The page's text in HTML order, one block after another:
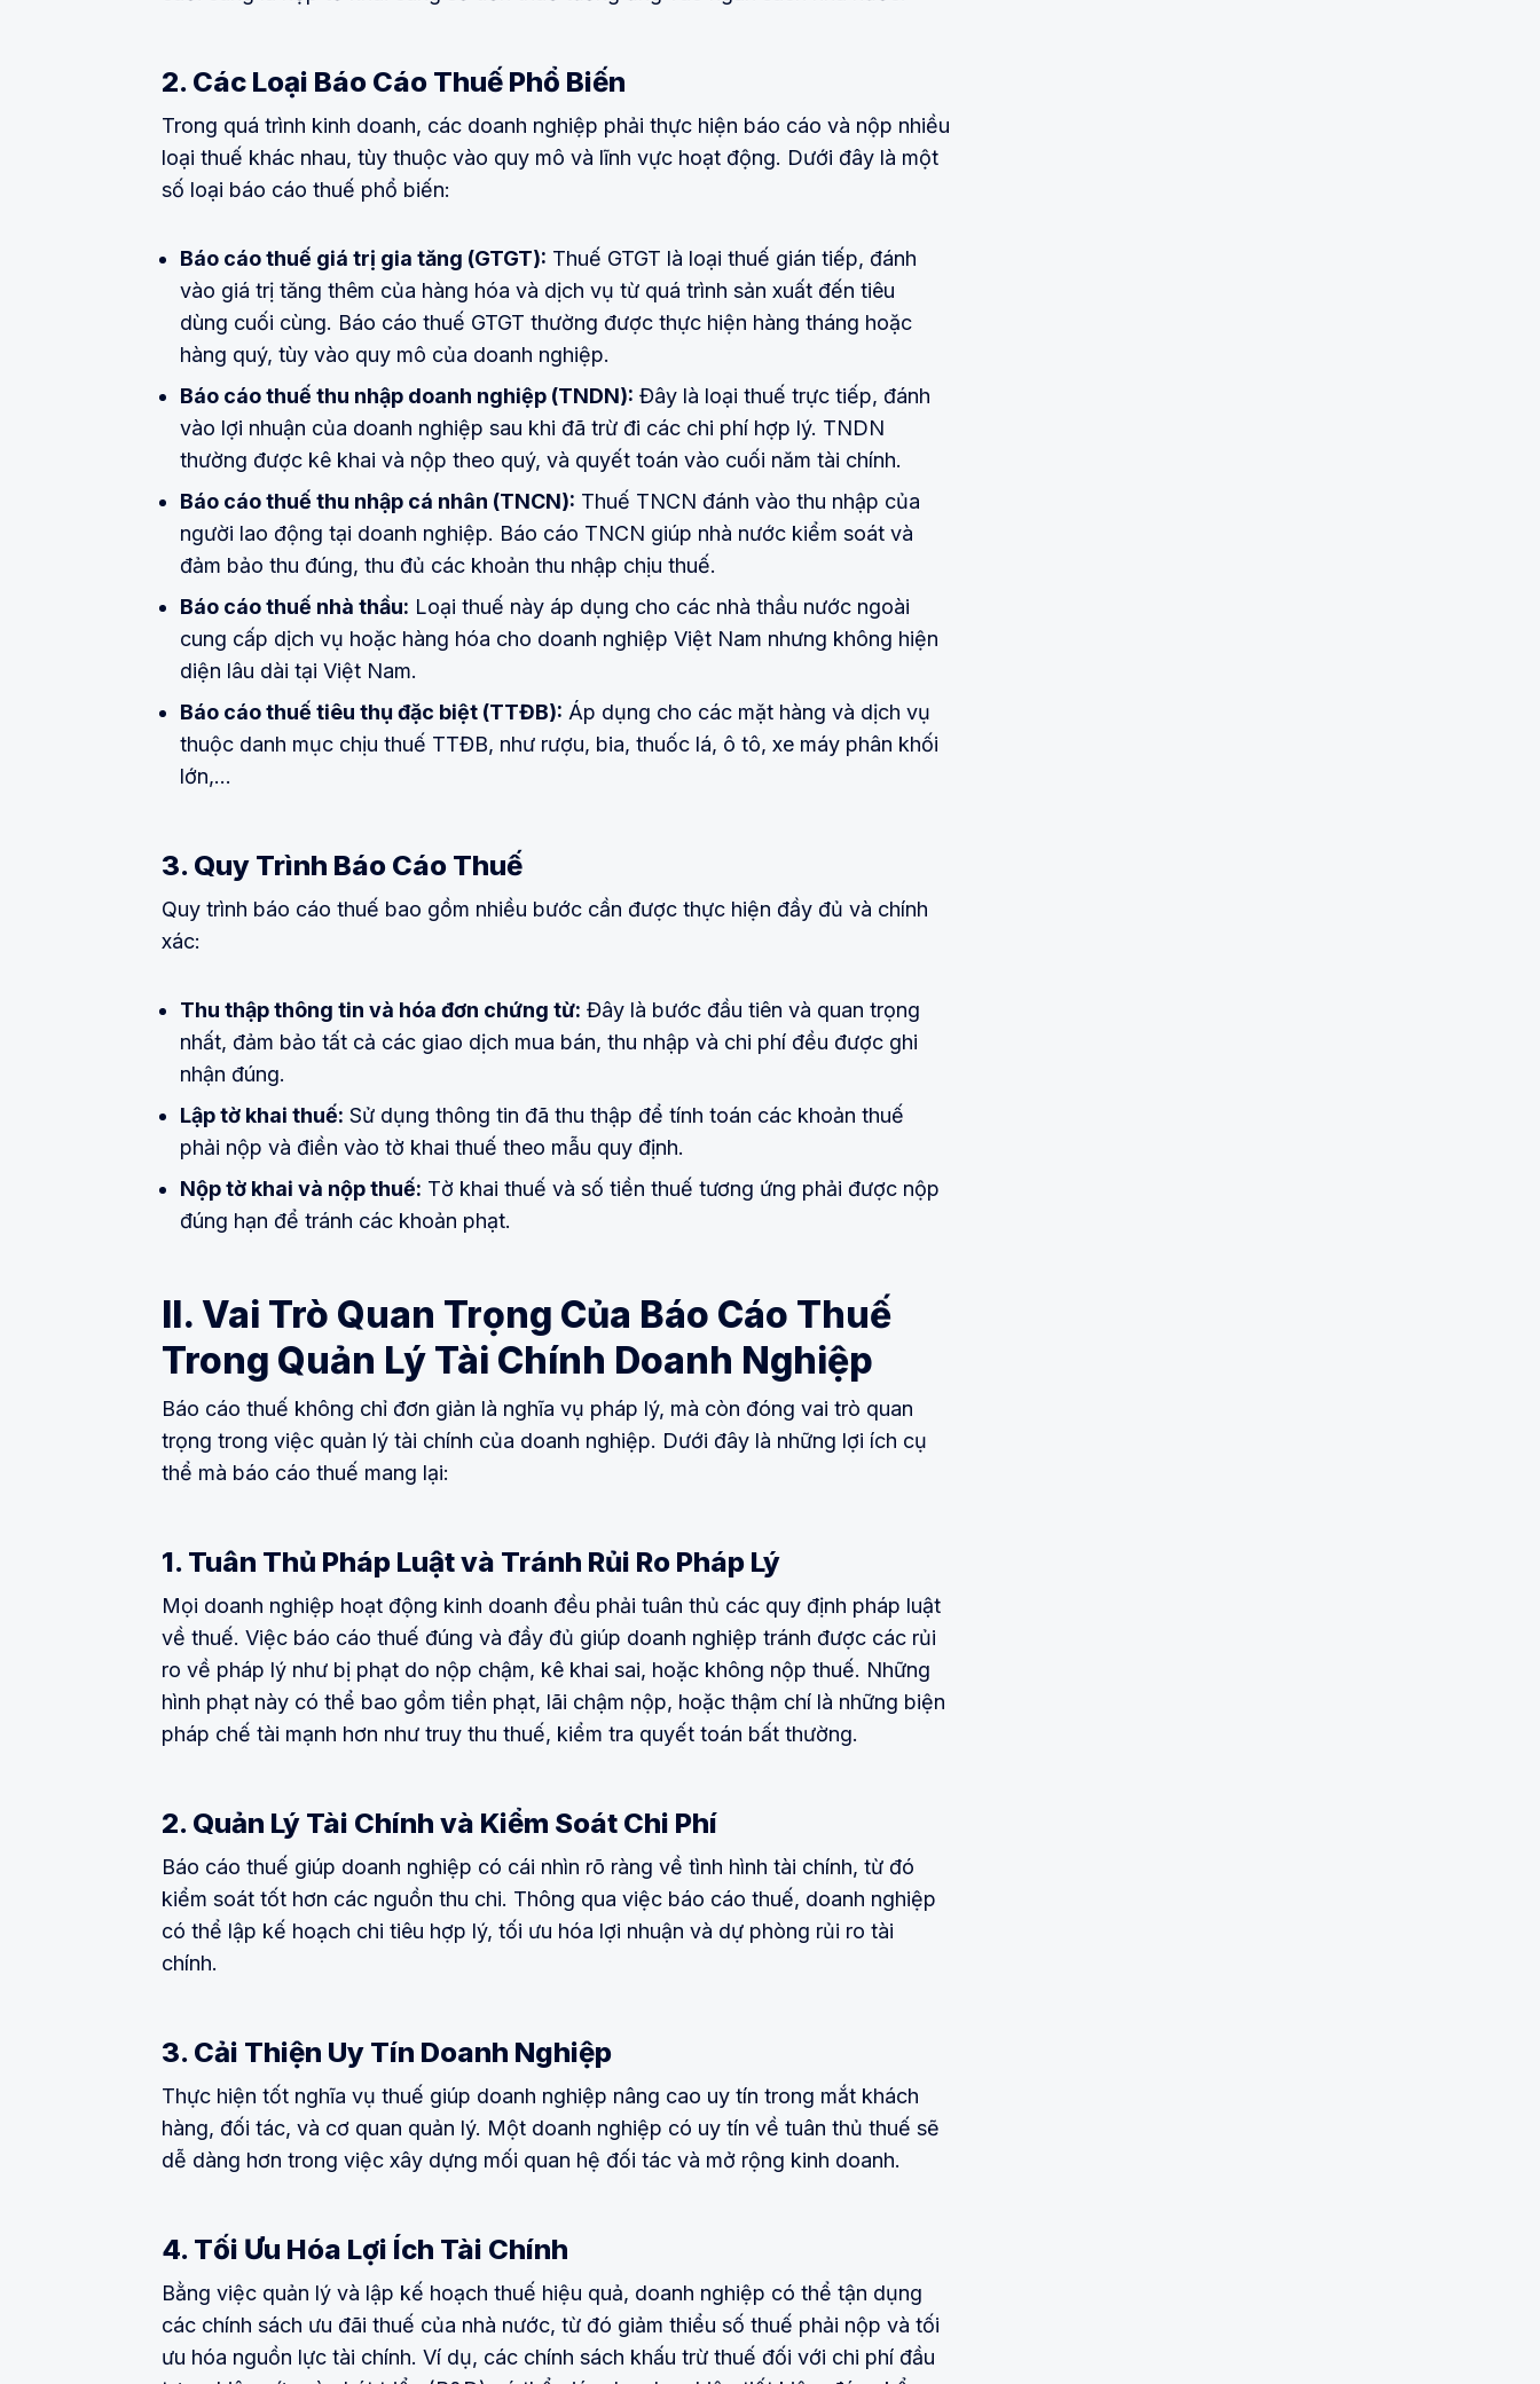
2. Các Loại Báo Cáo Thuế Phổ Biến
Trong quá trình kinh doanh, các doanh nghiệp phải thực hiện báo cáo và nộp nhiều
loại thuế khác nhau, tùy thuộc vào quy mô và lĩnh vực hoạt động. Dưới đây là một
số loại báo cáo thuế phổ biến:
Báo cáo thuế giá trị gia tăng (GTGT): Thuế GTGT là loại thuế gián tiếp, đánh
vào giá trị tăng thêm của hàng hóa và dịch vụ từ quá trình sản xuất đến tiêu
dùng cuối cùng. Báo cáo thuế GTGT thường được thực hiện hàng tháng hoặc
hàng quý, tùy vào quy mô của doanh nghiệp.
Báo cáo thuế thu nhập doanh nghiệp (TNDN): Đây là loại thuế trực tiếp, đánh
vào lợi nhuận của doanh nghiệp sau khi đã trừ đi các chi phí hợp lý. TNDN
thường được kê khai và nộp theo quý, và quyết toán vào cuối năm tài chính.
Báo cáo thuế thu nhập cá nhân (TNCN): Thuế TNCN đánh vào thu nhập của
người lao động tại doanh nghiệp. Báo cáo TNCN giúp nhà nước kiểm soát và
đảm bảo thu đúng, thu đủ các khoản thu nhập chịu thuế.
Báo cáo thuế nhà thầu: Loại thuế này áp dụng cho các nhà thầu nước ngoài
cung cấp dịch vụ hoặc hàng hóa cho doanh nghiệp Việt Nam nhưng không hiện
diện lâu dài tại Việt Nam.
Báo cáo thuế tiêu thụ đặc biệt (TTĐB): Áp dụng cho các mặt hàng và dịch vụ
thuộc danh mục chịu thuế TTĐB, như rượu, bia, thuốc lá, ô tô, xe máy phân khối
lớn,...
3. Quy Trình Báo Cáo Thuế
Quy trình báo cáo thuế bao gồm nhiều bước cần được thực hiện đầy đủ và chính
xác:
Thu thập thông tin và hóa đơn chứng từ: Đây là bước đầu tiên và quan trọng
nhất, đảm bảo tất cả các giao dịch mua bán, thu nhập và chi phí đều được ghi
nhận đúng.
Lập tờ khai thuế: Sử dụng thông tin đã thu thập để tính toán các khoản thuế
phải nộp và điền vào tờ khai thuế theo mẫu quy định.
Nộp tờ khai và nộp thuế: Tờ khai thuế và số tiền thuế tương ứng phải được nộp
đúng hạn để tránh các khoản phạt.
II. Vai Trò Quan Trọng Của Báo Cáo Thuế
Trong Quản Lý Tài Chính Doanh Nghiệp
Báo cáo thuế không chỉ đơn giản là nghĩa vụ pháp lý, mà còn đóng vai trò quan
trọng trong việc quản lý tài chính của doanh nghiệp. Dưới đây là những lợi ích cụ
thể mà báo cáo thuế mang lại:
1. Tuân Thủ Pháp Luật và Tránh Rủi Ro Pháp Lý
Mọi doanh nghiệp hoạt động kinh doanh đều phải tuân thủ các quy định pháp luật
về thuế. Việc báo cáo thuế đúng và đầy đủ giúp doanh nghiệp tránh được các rủi
ro về pháp lý như bị phạt do nộp chậm, kê khai sai, hoặc không nộp thuế. Những
hình phạt này có thể bao gồm tiền phạt, lãi chậm nộp, hoặc thậm chí là những biện
pháp chế tài mạnh hơn như truy thu thuế, kiểm tra quyết toán bất thường.
2. Quản Lý Tài Chính và Kiểm Soát Chi Phí
Báo cáo thuế giúp doanh nghiệp có cái nhìn rõ ràng về tình hình tài chính, từ đó
kiểm soát tốt hơn các nguồn thu chi. Thông qua việc báo cáo thuế, doanh nghiệp
có thể lập kế hoạch chi tiêu hợp lý, tối ưu hóa lợi nhuận và dự phòng rủi ro tài
chính.
3. Cải Thiện Uy Tín Doanh Nghiệp
Thực hiện tốt nghĩa vụ thuế giúp doanh nghiệp nâng cao uy tín trong mắt khách
hàng, đối tác, và cơ quan quản lý. Một doanh nghiệp có uy tín về tuân thủ thuế sẽ
dễ dàng hơn trong việc xây dựng mối quan hệ đối tác và mở rộng kinh doanh.
4. Tối Ưu Hóa Lợi Ích Tài Chính
Bằng việc quản lý và lập kế hoạch thuế hiệu quả, doanh nghiệp có thể tận dụng
các chính sách ưu đãi thuế của nhà nước, từ đó giảm thiểu số thuế phải nộp và tối
ưu hóa nguồn lực tài chính. Ví dụ, các chính sách khấu trừ thuế đối với chi phí đầu